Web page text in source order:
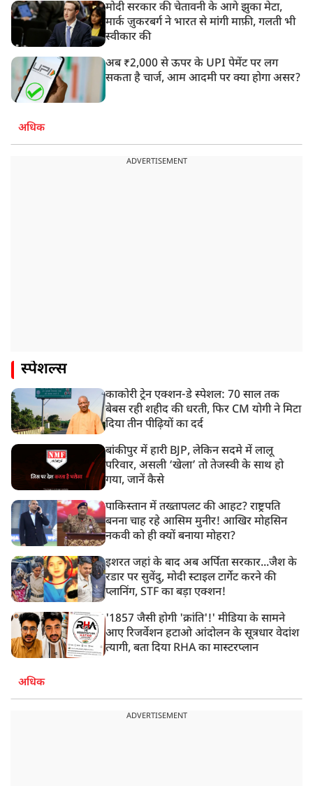
मोदी सरकार की चेतावनी के आगे झुका मेटा,
मार्क ज़ुकरबर्ग ने भारत से मांगी माफ़ी, गलती भी
स्वीकार की
अब ₹2,000 से ऊपर के UPI पेमेंट पर लग
सकता है चार्ज, आम आदमी पर क्या होगा असर?
अधिक
ADVERTISEMENT
स्पेशल्स
काकोरी ट्रेन एक्शन-डे स्पेशल: 70 साल तक
बेबस रही शहीद की धरती, फिर CM योगी ने मिटा
दिया तीन पीढ़ियों का दर्द
बांकीपुर में हारी BJP, लेकिन सदमे में लालू
परिवार, असली ‘खेला’ तो तेजस्वी के साथ हो
गया, जानें कैसे
पाकिस्तान में तख्तापलट की आहट? राष्ट्रपति
बनना चाह रहे आसिम मुनीर! आखिर मोहसिन
नकवी को ही क्यों बनाया मोहरा?
इशरत जहां के बाद अब अर्पिता सरकार...जैश के
रडार पर सुवेंदु, मोदी स्टाइल टार्गेट करने की
प्लानिंग, STF का बड़ा एक्शन!
'1857 जैसी होगी 'क्रांति'!' मीडिया के सामने
आए रिजर्वेशन हटाओ आंदोलन के सूत्रधार वेदांश
त्यागी, बता दिया RHA का मास्टरप्लान
अधिक
ADVERTISEMENT